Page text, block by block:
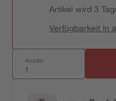
Artikel wird 3
Verfügbarkeit in
Anzahl: